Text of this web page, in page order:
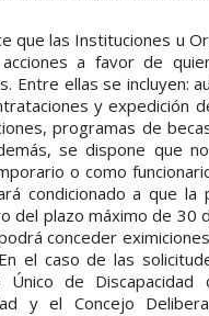
que las Instituciones u
a favor de
Entre ellas se incluyen:
y expedición
programas de
se dispone que
o como
condicionado a que
plazo máximo de 30
conceder
el caso de las
Único de
y el Concejo